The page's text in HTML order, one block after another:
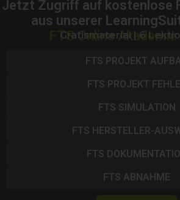
Jetzt Zugriff auf kostenlose
aus unserer
FTS Online Akademie
Gratismaterial | 6
FTS PROJEKT
FTS PROJEKT
FTS SIMULATION
FTS HERSTELLER-
FTS
FTS ABNAHME